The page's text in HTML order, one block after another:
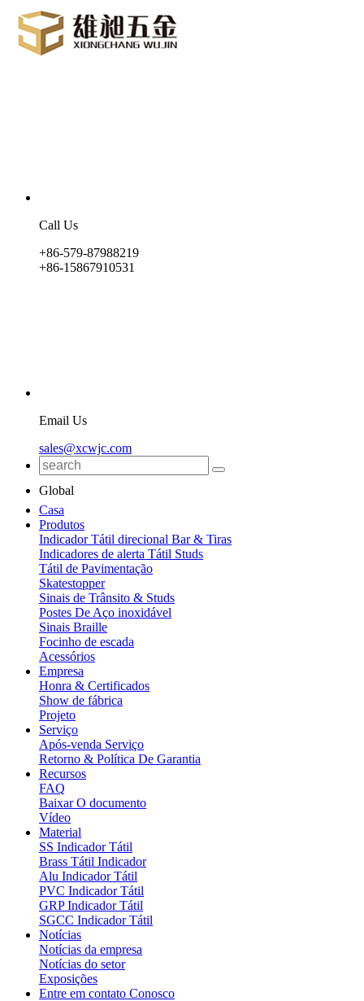
Call Us
+86-579-87988219
+86-15867910531
Email Us
sales@xcwjc.com
Global
Casa
Produtos
Indicador Tátil direcional Bar & Tiras
Indicadores de alerta Tátil Studs
Tátil de Pavimentação
Skatestopper
Sinais de Trânsito & Studs
Postes De Aço inoxidável
Sinais Braille
Focinho de escada
Acessórios
Empresa
Honra & Certificados
Show de fábrica
Projeto
Serviço
Após-venda Serviço
Retorno & Política De Garantia
Recursos
FAQ
Baixar O documento
Vídeo
Material
SS Indicador Tátil
Brass Tátil Indicador
Alu Indicador Tátil
PVC Indicador Tátil
GRP Indicador Tátil
SGCC Indicador Tátil
Notícias
Notícias da empresa
Notícias do setor
Exposições
Entre em contato Conosco